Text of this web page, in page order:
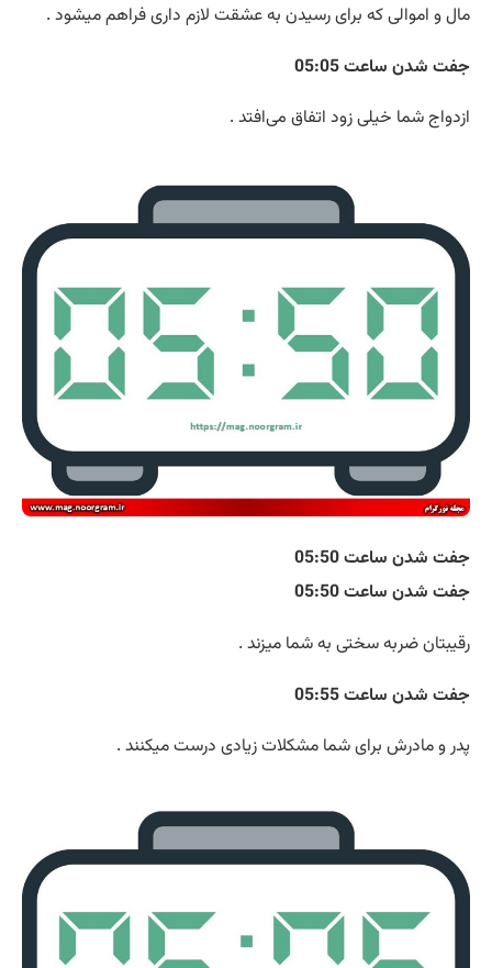
مال و اموالی که برای رسیدن به عشقت لازم داری فراهم میشود .
جفت شدن ساعت 05:05
ازدواج شما خیلی زود اتفاق می‌افتد .
جفت شدن ساعت 05:50
جفت شدن ساعت 05:50
رقیبتان ضربه سختی به شما میزند .
جفت شدن ساعت 05:55
پدر و مادرش برای شما مشکلات زیادی درست میکنند .